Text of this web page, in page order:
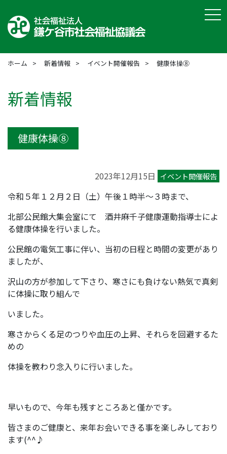
ホーム 新着情報 イベント開催報告 健康体操⑧
新着情報
健康体操⑧
2023年12月15日 イベント開催報告
令和５年１２月２日（土）午後１時半～３時まで、
北部公民館大集会室にて 酒井麻千子健康運動指導士によ
る健康体操を行いました。
公民館の電気工事に伴い、当初の日程と時間の変更があり
ましたが、
沢山の方が参加して下さり、寒さにも負けない熱気で真剣
に体操に取り組んで
いました。
寒さからくる足のつりや血圧の上昇、それらを回避するた
めの
体操を教わり念入りに行いました。
早いもので、今年も残すところあと僅かです。
皆さまのご健康と、来年お会いできる事を楽しみしており
ます(^^♪